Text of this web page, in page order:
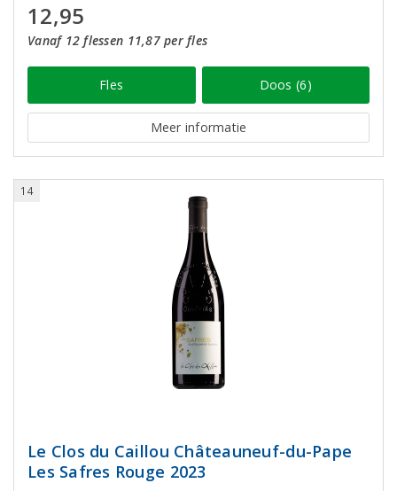
12,95
Vanaf 12 flessen 11,87 per fles
Fles Doos (6)
Meer informatie
14
Le Clos du Caillou Châteauneuf-du-Pape
Les Safres Rouge 2023